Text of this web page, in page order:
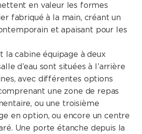
en valeur les formes
fabriqué à la main, créant un
et apaisant pour les
la cabine équipage à deux
d’eau sont situées à l’arrière
avec différentes options
une zone de repas
ou une troisième
en option, ou encore un centre
Une porte étanche depuis la